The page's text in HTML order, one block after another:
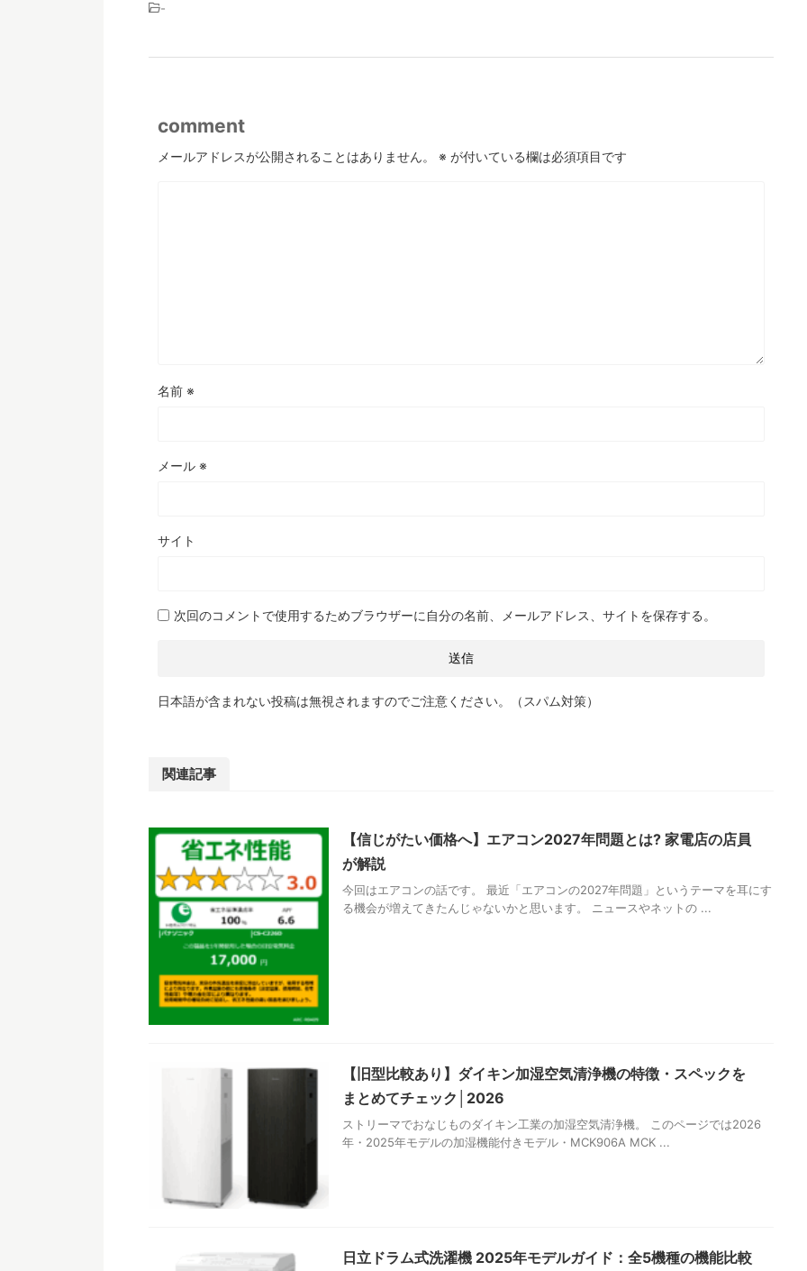
-
comment
メールアドレスが公開されることはありません。 ※ が付いている欄は必須項目です
名前 ※
メール ※
サイト
次回のコメントで使用するためブラウザーに自分の名前、メールアドレス、サイトを保存する。
日本語が含まれない投稿は無視されますのでご注意ください。（スパム対策）
関連記事
【信じがたい価格へ】エアコン2027年問題とは? 家電店の店員
が解説
今回はエアコンの話です。 最近「エアコンの2027年問題」というテーマを耳にす
る機会が増えてきたんじゃないかと思います。 ニュースやネットの ...
【旧型比較あり】ダイキン加湿空気清浄機の特徴・スペックを
まとめてチェック│2026
ストリーマでおなじものダイキン工業の加湿空気清浄機。 このページでは2026
年・2025年モデルの加湿機能付きモデル・MCK906A MCK ...
日立ドラム式洗濯機 2025年モデルガイド：全5機種の機能比較